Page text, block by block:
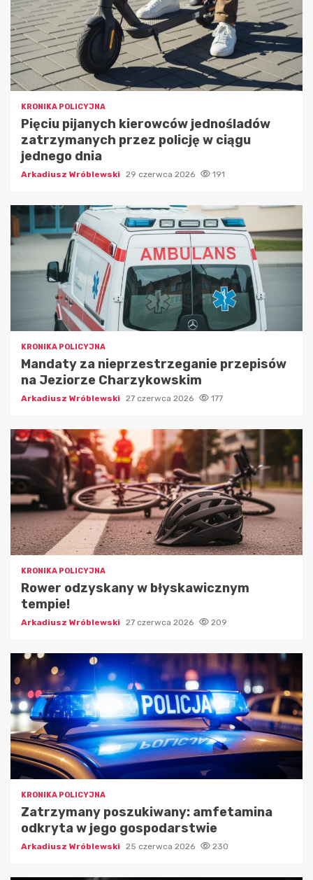
KRONIKA POLICYJNA
Pięciu pijanych kierowców jednośladów
zatrzymanych przez policję w ciągu
jednego dnia
Arkadiusz Wróblewski 29 czerwca 2026 191
KRONIKA POLICYJNA
Mandaty za nieprzestrzeganie przepisów
na Jeziorze Charzykowskim
Arkadiusz Wróblewski 27 czerwca 2026 177
KRONIKA POLICYJNA
Rower odzyskany w błyskawicznym
tempie!
Arkadiusz Wróblewski 27 czerwca 2026 209
KRONIKA POLICYJNA
Zatrzymany poszukiwany: amfetamina
odkryta w jego gospodarstwie
Arkadiusz Wróblewski 25 czerwca 2026 230